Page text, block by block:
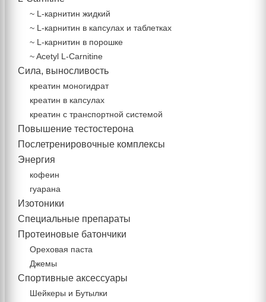
~ L-карнитин жидкий
~ L-карнитин в капсулах и таблетках
~ L-карнитин в порошке
~ Acetyl L-Carnitine
Сила, выносливость
креатин моногидрат
креатин в капсулах
креатин с транспортной системой
Повышение тестостерона
Послетренировочные комплексы
Энергия
кофеин
гуарана
Изотоники
Специальные препараты
Протеиновые батончики
Ореховая паста
Джемы
Спортивные аксессуары
Шейкеры и Бутылки